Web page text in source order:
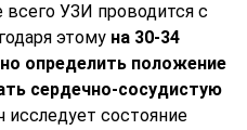
УЗИ проводится с
этому на 30-34
определить положение
сердечно-сосудистую
исследует состояние